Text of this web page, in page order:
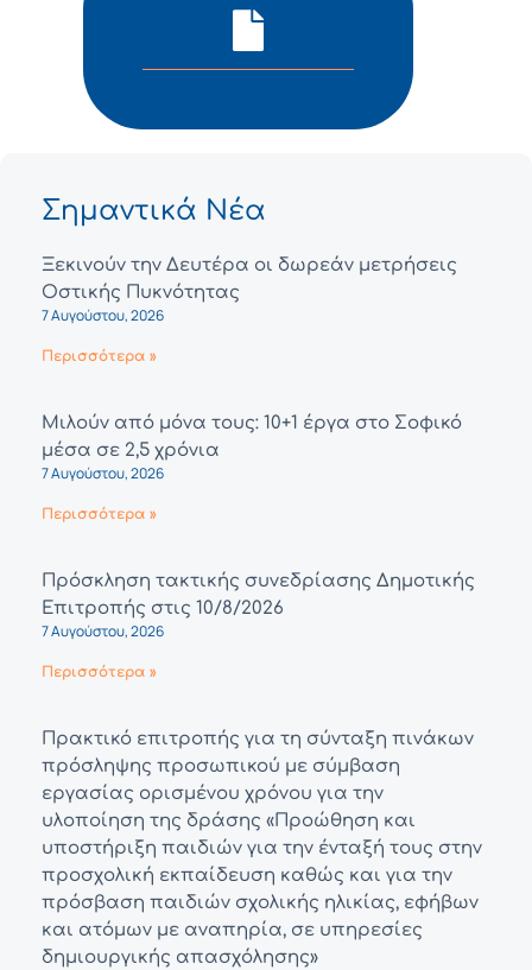
Σημαντικά Νέα
Ξεκινούν την Δευτέρα οι δωρεάν μετρήσεις
Οστικής Πυκνότητας
7 Αυγούστου, 2026
Περισσότερα »
Μιλούν από μόνα τους: 10+1 έργα στο Σοφικό
μέσα σε 2,5 χρόνια
7 Αυγούστου, 2026
Περισσότερα »
Πρόσκληση τακτικής συνεδρίασης Δημοτικής
Επιτροπής στις 10/8/2026
7 Αυγούστου, 2026
Περισσότερα »
Πρακτικό επιτροπής για τη σύνταξη πινάκων
πρόσληψης προσωπικού με σύμβαση
εργασίας ορισμένου χρόνου για την
υλοποίηση της δράσης «Προώθηση και
υποστήριξη παιδιών για την ένταξή τους στην
προσχολική εκπαίδευση καθώς και για την
πρόσβαση παιδιών σχολικής ηλικίας, εφήβων
και ατόμων με αναπηρία, σε υπηρεσίες
δημιουργικής απασχόλησης»